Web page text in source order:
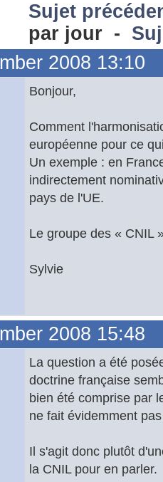
Sujet
par jour -
2008 13:10
Bonjour,
Comment
européenne pour ce
Un exemple : en
indirectement
pays de l'UE.
Le groupe des « CNIL
Sylvie
2008 15:48
La question a été
doctrine française
bien été comprise par
ne fait évidemment
Il s'agit donc plutôt
la CNIL pour en parler.